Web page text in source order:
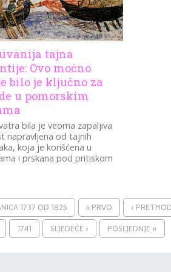
tajna
Ovo moćno
bilo je ključno za
u pomorskim
bila je veoma zapaljiva
napravljena od tajnih
koja je korišćena u
i prskana pod pritiskom
1737 OD 1825 « PRVO ‹
1741 SLJEDEĆE › POSLJEDNJE »